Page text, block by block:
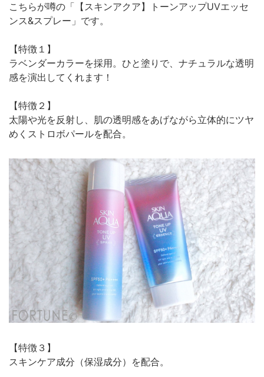
こちらが噂の「【スキンアクア】トーンアップUVエッセ
ンス&スプレー」です。
【特徴１】
ラベンダーカラーを採用。ひと塗りで、ナチュラルな透明
感を演出してくれます！
【特徴２】
太陽や光を反射し、肌の透明感をあげながら立体的にツヤ
めくストロボパールを配合。
【特徴３】
スキンケア成分（保湿成分）を配合。